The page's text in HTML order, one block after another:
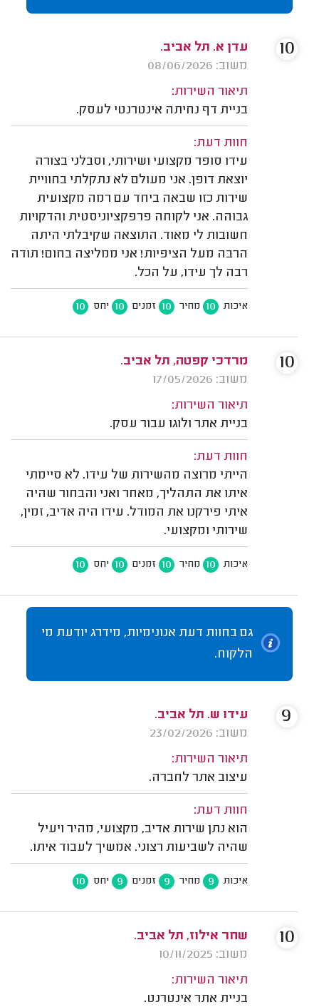
עדן א. תל אביב.
משוב: 08/06/2026
תיאור השירות:
בניית דף נחיתה אינטרנטי לעסק.
חוות דעת:
עידו סופר מקצועי ושירותי, וסבלני בצורה
יוצאת דופן. אני מעולם לא נתקלתי בחוויית
שירות כזו שבאה ביחד עם רמה מקצועית
גבוהה. אני לקוחה פרפקציוניסטית והדקויות
חשובות לי מאוד. התוצאה שקיבלתי היתה
הרבה מעל הציפיות! אני ממליצה בחום! תודה
רבה לך עידו, על הכל.
איכות 10 מחיר 10 זמנים 10 יחס 10
10
מרדכי קפטה, תל אביב.
משוב: 17/05/2026
תיאור השירות:
בניית אתר ולוגו עבור עסק.
חוות דעת:
הייתי מרוצה מהשירות של עידו. לא סיימתי
איתו את התהליך, מאחר ואני והבחור שהיה
איתי פירקנו את המודל. עידו היה אדיב, זמין,
שירותי ומקצועי.
איכות 10 מחיר 10 זמנים 10 יחס 10
10
גם בחוות דעת אנונימיות, מידרג יודעת מי
הלקוח.
עידו ש. תל אביב.
משוב: 23/02/2026
תיאור השירות:
עיצוב אתר לחברה.
חוות דעת:
הוא נתן שירות אדיב, מקצועי, מהיר ויעיל
שהיה לשביעות רצוני. אמשיך לעבוד איתו.
איכות 9 מחיר 9 זמנים 9 יחס 10
9
שחר אילוז, תל אביב.
משוב: 10/11/2025
תיאור השירות:
בניית אתר אינטרנט.
10